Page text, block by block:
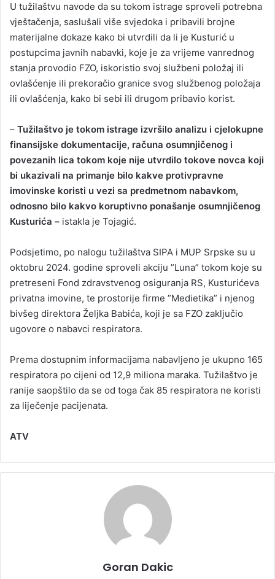
U tužilaštvu navode da su tokom istrage sproveli potrebna
vještačenja, saslušali više svjedoka i pribavili brojne
materijalne dokaze kako bi utvrdili da li je Kusturić u
postupcima javnih nabavki, koje je za vrijeme vanrednog
stanja provodio FZO, iskoristio svoj službeni položaj ili
ovlašćenje ili prekoračio granice svog službenog položaja
ili ovlašćenja, kako bi sebi ili drugom pribavio korist.
– Tužilaštvo je tokom istrage izvršilo analizu i cjelokupne
finansijske dokumentacije, računa osumnjičenog i
povezanih lica tokom koje nije utvrdilo tokove novca koji
bi ukazivali na primanje bilo kakve protivpravne
imovinske koristi u vezi sa predmetnom nabavkom,
odnosno bilo kakvo koruptivno ponašanje osumnjičenog
Kusturića – istakla je Tojagić.
Podsjetimo, po nalogu tužilaštva SIPA i MUP Srpske su u
oktobru 2024. godine sproveli akciju ”Luna” tokom koje su
pretreseni Fond zdravstvenog osiguranja RS, Kusturićeva
privatna imovine, te prostorije firme ”Medietika” i njenog
bivšeg direktora Željka Babića, koji je sa FZO zaključio
ugovore o nabavci respiratora.
Prema dostupnim informacijama nabavljeno je ukupno 165
respiratora po cijeni od 12,9 miliona maraka. Tužilaštvo je
ranije saopštilo da se od toga čak 85 respiratora ne koristi
za liječenje pacijenata.
ATV
Goran Dakic